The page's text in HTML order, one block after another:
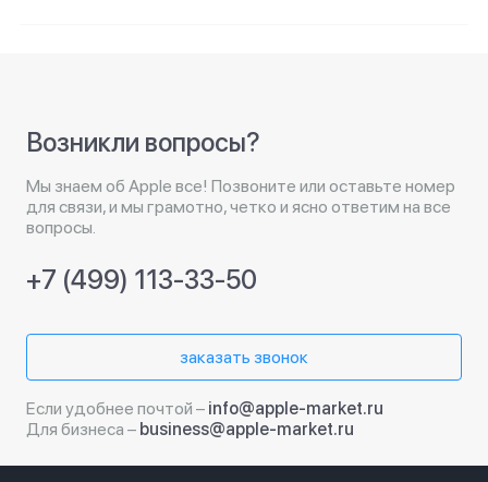
Возникли вопросы?
Мы знаем об Apple все! Позвоните или оставьте номер
для связи, и мы грамотно, четко и ясно ответим на все
вопросы.
+7 (499) 113-33-50
заказать звонок
Если удобнее почтой – info@apple-market.ru
Для бизнеса – business@apple-market.ru